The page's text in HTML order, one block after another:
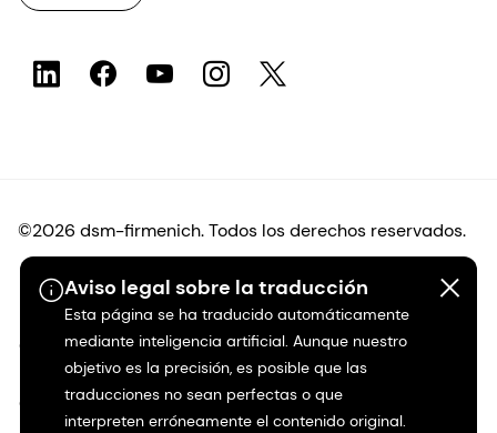
Aviso legal sobre la traducción
Esta página se ha traducido automáticamente
mediante inteligencia artificial. Aunque nuestro
objetivo es la precisión, es posible que las
traducciones no sean perfectas o que
interpreten erróneamente el contenido original.
©2026 dsm-firmenich. Todos los derechos reservados.
Protección de datos
Condiciones de uso
Condiciones generales